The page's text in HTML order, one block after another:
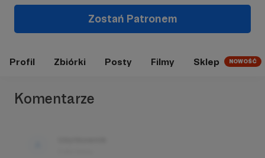
Zostań Patronem
Profil Zbiórki Posty Filmy Sklep NOWOŚĆ
Komentarze